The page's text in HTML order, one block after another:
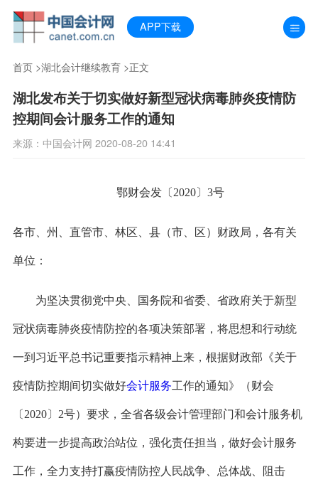
APP下载
首页>湖北会计继续教育>正文
湖北发布关于切实做好新型冠状病毒肺炎疫情防
控期间会计服务工作的通知
来源：中国会计网 2020-08-20 14:41
鄂财会发 〔2020〕3号
各市、州、直管市、林区、县（市、区）财政局，各有关
单位：
为坚决贯彻党中央、国务院和省委、省政府关于新型
冠状病毒肺炎疫情防控的各项决策部署，将思想和行动统
一到习近平总书记重要指示精神上来，根据财政部《关于
疫情防控期间切实做好会计服务工作的通知》（财会
〔 2020〕2号）要求，全省各级会计管理部门和会计服务机
构要进一步提高政治站位，强化责任担当，做好会计服务
工作，全力支持打赢疫情防控人民战争、总体战、阻击